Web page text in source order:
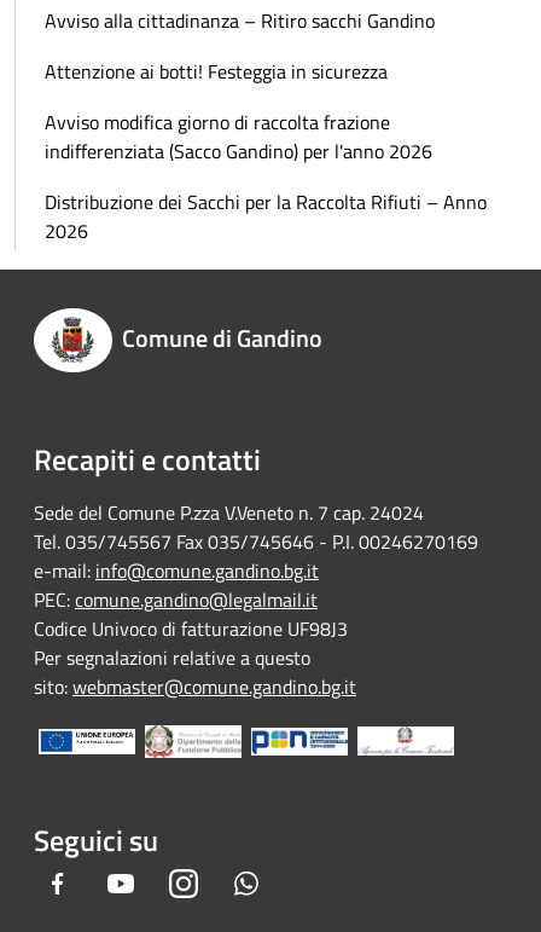
Avviso alla cittadinanza – Ritiro sacchi Gandino
Attenzione ai botti! Festeggia in sicurezza
Avviso modifica giorno di raccolta frazione
indifferenziata (Sacco Gandino) per l'anno 2026
Distribuzione dei Sacchi per la Raccolta Rifiuti – Anno
2026
Comune di Gandino
Recapiti e contatti
Sede del Comune P.zza V.Veneto n. 7 cap. 24024
Tel. 035/745567 Fax 035/745646 - P.I. 00246270169
e-mail: info@comune.gandino.bg.it
PEC:comune.gandino@legalmail.it
Codice Univoco di fatturazione UF98J3
Per segnalazioni relative a questo
sito:webmaster@comune.gandino.bg.it
Seguici su
Facebook YoutubeInstagram